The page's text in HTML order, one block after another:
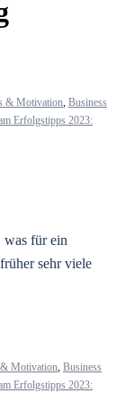
& Motivation, Business
Erfolgstipps 2023:
was für ein
sehr viele
& Motivation, Business
Erfolgstipps 2023: